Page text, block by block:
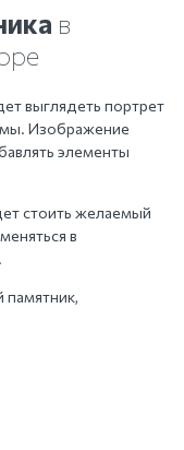
в
выглядеть портрет
Изображение
элементы
стоить желаемый
в
памятник,